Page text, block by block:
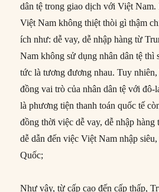
dân tệ trong giao dịch với Việt
Việt Nam không thiệt thòi gì thậm
ích như: dễ vay, dễ nhập hàng từ
Nam không sử dụng nhân dân tệ thì
tức là tương đương nhau. Tuy
đồng vai trò của nhân dân tệ với
là phương tiện thanh toán quốc tế
đồng thời việc dễ vay, dễ nhập
dễ dẫn đến việc Việt Nam nhập
Quốc;
Như vậy, từ cấp cao đến cấp thấp,